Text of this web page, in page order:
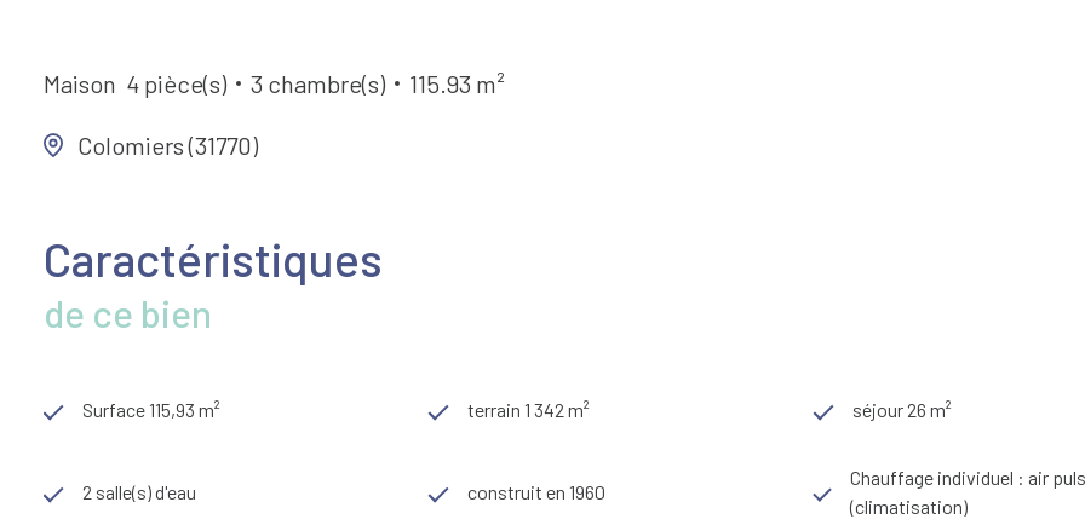
Maison 4 pièce(s) 3 chambre(s) 115.93 m²
Colomiers (31770)
Caractéristiques
de ce bien
Surface 115,93 m² terrain 1 342 m² séjour 26 m²
2 salle(s) d'eau construit en 1960
Chauffage individuel : air
(climatisation)